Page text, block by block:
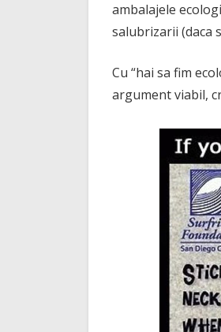
ambalajele
salubrizarii (daca
Cu “hai sa fim
argument viabil,